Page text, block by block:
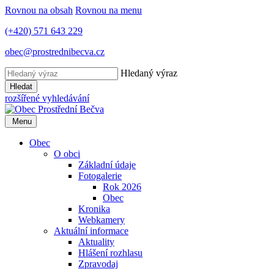
Rovnou na obsah Rovnou na menu
(+420) 571 643 229
obec@prostrednibecva.cz
Hledaný výraz
Hledat
rozšířené vyhledávání
Menu
Obec
O obci
Základní údaje
Fotogalerie
Rok 2026
Obec
Kronika
Webkamery
Aktuální informace
Aktuality
Hlášení rozhlasu
Zpravodaj